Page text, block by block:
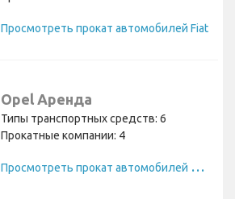
Просмотреть прокат автомобилей Fiat
Opel Аренда
Типы транспортных средств: 6
Прокатные компании: 4
П
росмотреть прокат автомобилей Opel